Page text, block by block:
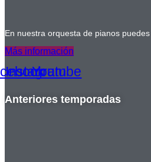
En nuestra orquesta de pianos
Más información
Instagram
Youtube
Anteriores temporadas